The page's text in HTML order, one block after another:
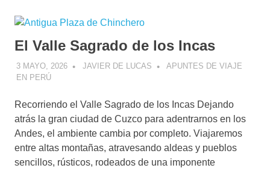
El Valle Sagrado de los Incas
3 MAYO, 2026 JAVIER DE LUCAS
APUNTES DE VIAJE
EN PERÚ
Recorriendo el Valle Sagrado de los Incas Dejando
atrás la gran ciudad de Cuzco para adentrarnos en los
Andes, el ambiente cambia por completo. Viajaremos
entre altas montañas, atravesando aldeas y pueblos
sencillos, rústicos, rodeados de una imponente